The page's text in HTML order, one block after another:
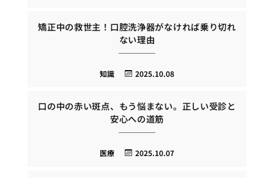
矯正中の救世主！口腔洗浄器がなければ乗り切れ
ない理由
2025.10.08
知識
口の中の赤い斑点、もう悩まない。正しい受診と
安心への道筋
2025.10.07
医療